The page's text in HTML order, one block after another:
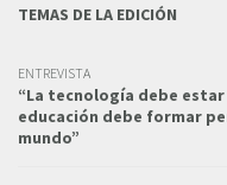
TEMAS DE LA EDICIÓN
ENTREVISTA
“La tecnología debe
educación debe formar
mundo”